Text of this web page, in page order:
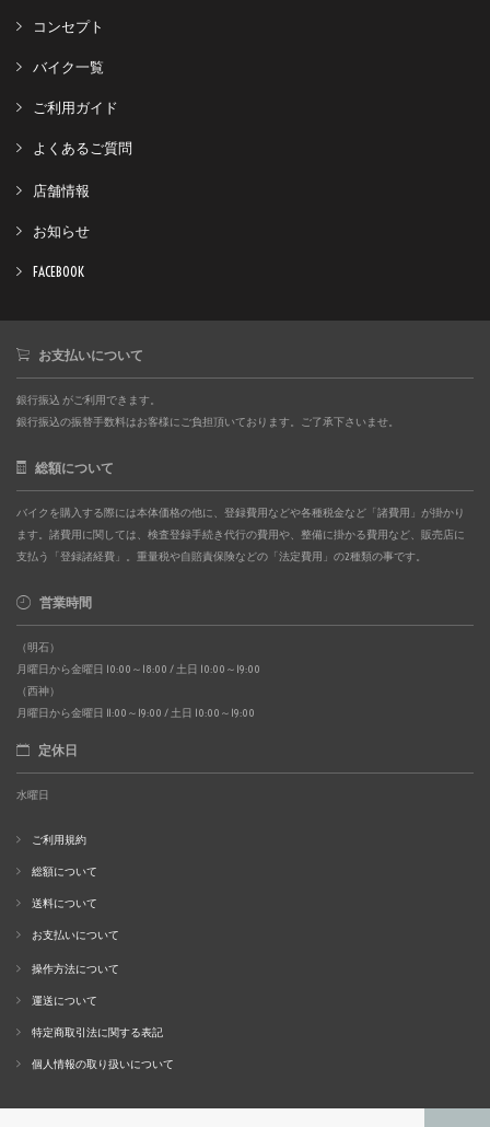
コンセプト
バイク一覧
ご利用ガイド
よくあるご質問
店舗情報
お知らせ
FACEBOOK
お支払いについて
銀行振込 がご利用できます。
銀行振込の振替手数料はお客様にご負担頂いております。ご了承下さいませ。
総額について
バイクを購入する際には本体価格の他に、登録費用などや各種税金など「諸費用」が掛かり
ます。諸費用に関しては、検査登録手続き代行の費用や、整備に掛かる費用など、販売店に
支払う「登録諸経費」。重量税や自賠責保険などの「法定費用」の2種類の事です。
営業時間
（明石）
月曜日から金曜日 10:00～18:00 / 土日 10:00～19:00
（西神）
月曜日から金曜日 11:00～19:00 / 土日 10:00～19:00
定休日
水曜日
ご利用規約
総額について
送料について
お支払いについて
操作方法について
運送について
特定商取引法に関する表記
個人情報の取り扱いについて